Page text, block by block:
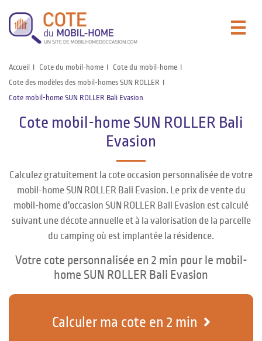
Accueil Cote du mobil-home
Cote du mobil-home
Cote des modèles des mobil-homes SUN ROLLER
Cote mobil-home SUN ROLLER Bali Evasion
Cote mobil-home SUN ROLLER Bali
Evasion
Calculez gratuitement la cote occasion personnalisée de votre
mobil-home SUN ROLLER Bali Evasion. Le prix de vente du
mobil-home d'occasion SUN ROLLER Bali Evasion est calculé
suivant une décote annuelle et à la valorisation de la parcelle
du camping où est implantée la résidence.
Votre cote personnalisée en 2 min pour le mobil-
home SUN ROLLER Bali Evasion
Calculer ma cote en 2 min